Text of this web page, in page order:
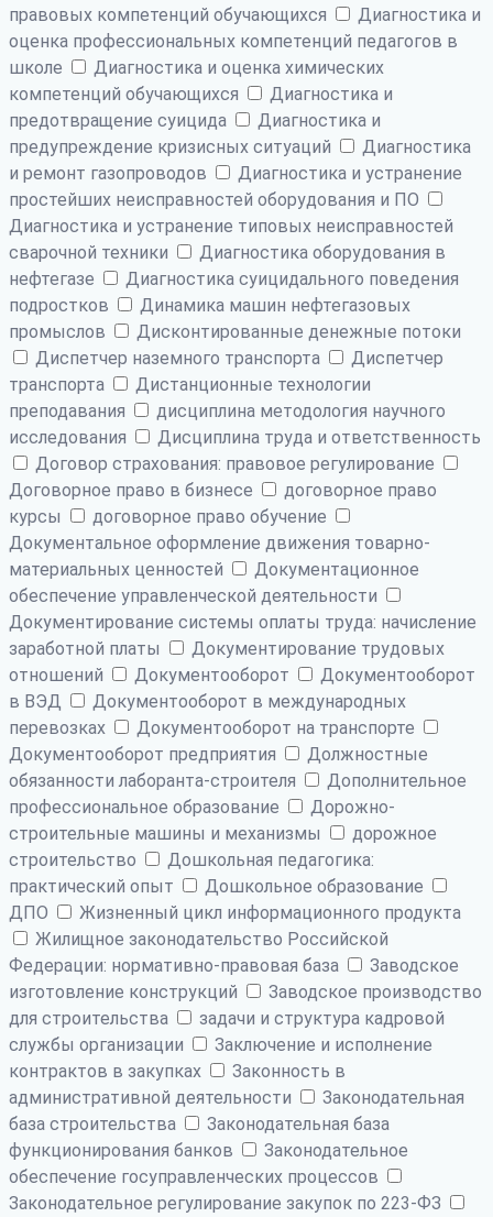
правовых компетенций обучающихся
Диагностика и
оценка профессиональных компетенций педагогов в
школе
Диагностика и оценка химических
компетенций обучающихся
Диагностика и
предотвращение суицида
Диагностика и
предупреждение кризисных ситуаций
Диагностика
и ремонт газопроводов
Диагностика и устранение
простейших неисправностей оборудования и ПО
Диагностика и устранение типовых неисправностей
сварочной техники
Диагностика оборудования в
нефтегазе
Диагностика суицидального поведения
подростков
Динамика машин нефтегазовых
промыслов
Дисконтированные денежные потоки
Диспетчер наземного транспорта
Диспетчер
транспорта
Дистанционные технологии
преподавания
дисциплина методология научного
исследования
Дисциплина труда и ответственность
Договор страхования: правовое регулирование
Договорное право в бизнесе
договорное право
курсы
договорное право обучение
Документальное оформление движения товарно-
материальных ценностей
Документационное
обеспечение управленческой деятельности
Документирование системы оплаты труда: начисление
заработной платы
Документирование трудовых
отношений
Документооборот
Документооборот
в ВЭД
Документооборот в международных
перевозках
Документооборот на транспорте
Документооборот предприятия
Должностные
обязанности лаборанта-строителя
Дополнительное
профессиональное образование
Дорожно-
строительные машины и механизмы
дорожное
строительство
Дошкольная педагогика:
практический опыт
Дошкольное образование
ДПО
Жизненный цикл информационного продукта
Жилищное законодательство Российской
Федерации: нормативно-правовая база
Заводское
изготовление конструкций
Заводское производство
для строительства
задачи и структура кадровой
службы организации
Заключение и исполнение
контрактов в закупках
Законность в
административной деятельности
Законодательная
база строительства
Законодательная база
функционирования банков
Законодательное
обеспечение госуправленческих процессов
Законодательное регулирование закупок по 223-ФЗ